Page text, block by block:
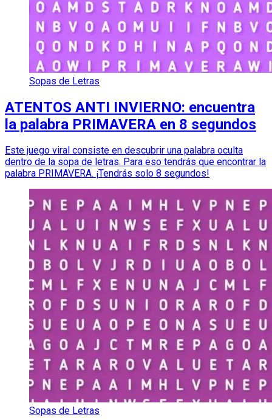
Sopas de Letras
ATENTOS ANTI INVIERNO: encuentra
la palabra PRIMAVERA en 8 segundos
Este juego viral consiste en descubrir una palabra oculta
dentro de la sopa de letras. Para eso tendrás que encontrar la
palabra PRIMAVERA. ¡Tendrás solo 8 segundos!
Sopas de Letras